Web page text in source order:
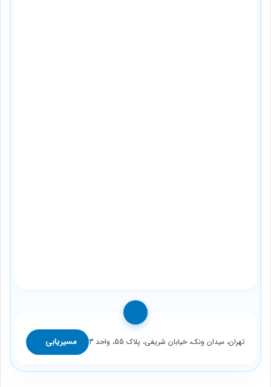
تهران، میدان ونک، خیابان شریفی، پلاک 55، واحد 3 مسیریابی